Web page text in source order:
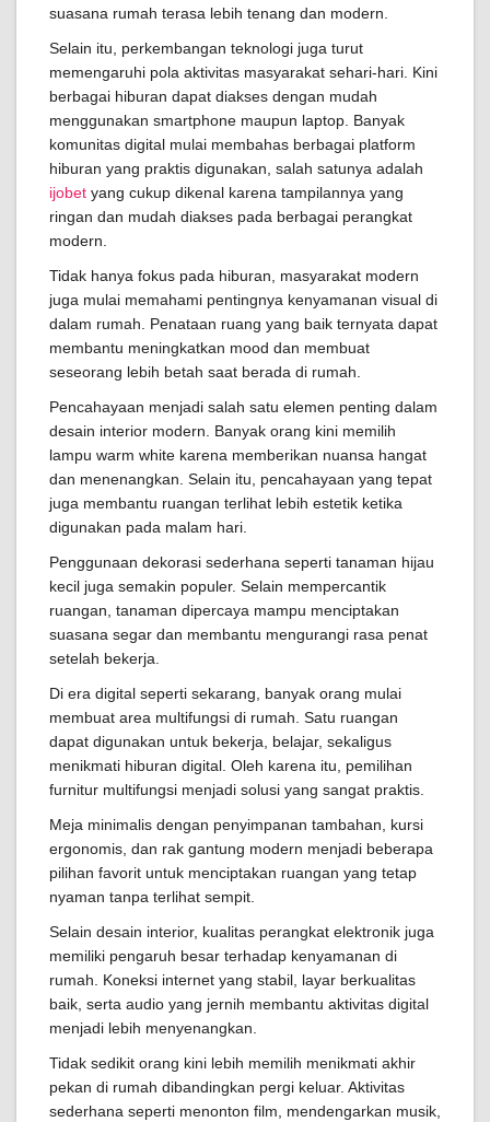
suasana rumah terasa lebih tenang dan modern.
Selain itu, perkembangan teknologi juga turut
memengaruhi pola aktivitas masyarakat sehari-hari. Kini
berbagai hiburan dapat diakses dengan mudah
menggunakan smartphone maupun laptop. Banyak
komunitas digital mulai membahas berbagai platform
hiburan yang praktis digunakan, salah satunya adalah
ijobet yang cukup dikenal karena tampilannya yang
ringan dan mudah diakses pada berbagai perangkat
modern.
Tidak hanya fokus pada hiburan, masyarakat modern
juga mulai memahami pentingnya kenyamanan visual di
dalam rumah. Penataan ruang yang baik ternyata dapat
membantu meningkatkan mood dan membuat
seseorang lebih betah saat berada di rumah.
Pencahayaan menjadi salah satu elemen penting dalam
desain interior modern. Banyak orang kini memilih
lampu warm white karena memberikan nuansa hangat
dan menenangkan. Selain itu, pencahayaan yang tepat
juga membantu ruangan terlihat lebih estetik ketika
digunakan pada malam hari.
Penggunaan dekorasi sederhana seperti tanaman hijau
kecil juga semakin populer. Selain mempercantik
ruangan, tanaman dipercaya mampu menciptakan
suasana segar dan membantu mengurangi rasa penat
setelah bekerja.
Di era digital seperti sekarang, banyak orang mulai
membuat area multifungsi di rumah. Satu ruangan
dapat digunakan untuk bekerja, belajar, sekaligus
menikmati hiburan digital. Oleh karena itu, pemilihan
furnitur multifungsi menjadi solusi yang sangat praktis.
Meja minimalis dengan penyimpanan tambahan, kursi
ergonomis, dan rak gantung modern menjadi beberapa
pilihan favorit untuk menciptakan ruangan yang tetap
nyaman tanpa terlihat sempit.
Selain desain interior, kualitas perangkat elektronik juga
memiliki pengaruh besar terhadap kenyamanan di
rumah. Koneksi internet yang stabil, layar berkualitas
baik, serta audio yang jernih membantu aktivitas digital
menjadi lebih menyenangkan.
Tidak sedikit orang kini lebih memilih menikmati akhir
pekan di rumah dibandingkan pergi keluar. Aktivitas
sederhana seperti menonton film, mendengarkan musik,